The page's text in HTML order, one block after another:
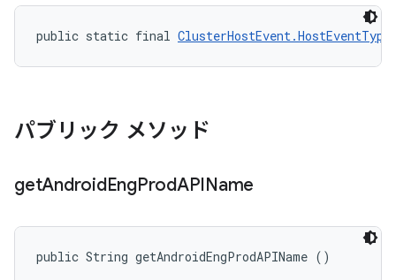
public static final ClusterHostEvent.HostEventType
パブリック メソッド
getAndroidEngProdAPIName
public String getAndroidEngProdAPIName ()